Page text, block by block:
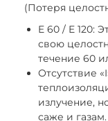
(Потеря
E 60 / E 120:
свою
течение 60
Отсутствие
излучение,
саже и газам.